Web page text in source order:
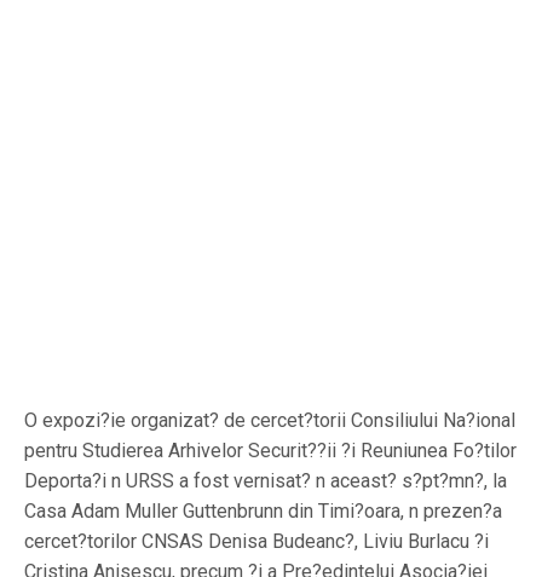
O expozi?ie organizat? de cercet?torii Consiliului Na?ional
pentru Studierea Arhivelor Securit??ii ?i Reuniunea Fo?tilor
Deporta?i n URSS a fost vernisat? n aceast? s?pt?mn?, la
Casa Adam Muller Guttenbrunn din Timi?oara, n prezen?a
cercet?torilor CNSAS Denisa Budeanc?, Liviu Burlacu ?i
Cristina Anisescu, precum ?i a Pre?edintelui Asocia?iei